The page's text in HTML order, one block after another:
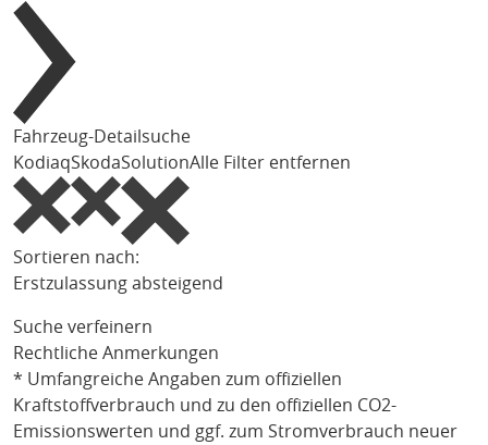
Fahrzeug-Detailsuche
KodiaqSkodaSolutionAlle Filter entfernen
Sortieren nach:
Erstzulassung absteigend
Suche verfeinern
Rechtliche Anmerkungen
* Umfangreiche Angaben zum offiziellen
Kraftstoffverbrauch und zu den offiziellen CO2-
Emissionswerten und ggf. zum Stromverbrauch neuer